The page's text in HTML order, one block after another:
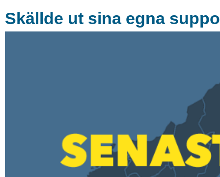
Skällde ut sina egna